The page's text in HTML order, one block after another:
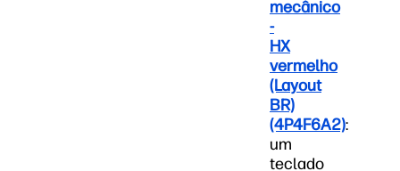
mecânico
-
HX
vermelho
(Layout
BR)
(4P4F6A2):
um
teclado